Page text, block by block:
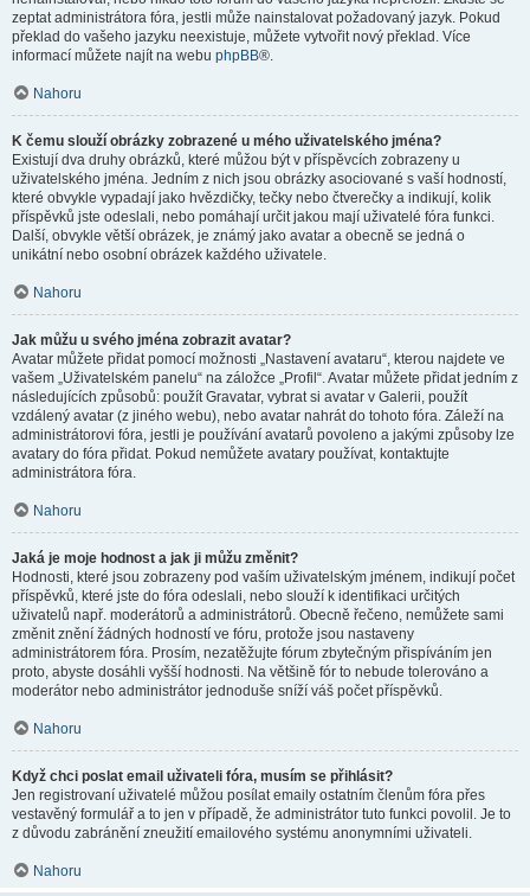
zeptat administrátora fóra, jestli může nainstalovat požadovaný jazyk. Pokud
překlad do vašeho jazyku neexistuje, můžete vytvořit nový překlad. Více
informací můžete najít na webu phpBB®.
Nahoru
K čemu slouží obrázky zobrazené u mého uživatelského jména?
Existují dva druhy obrázků, které můžou být v příspěvcích zobrazeny u
uživatelského jména. Jedním z nich jsou obrázky asociované s vaší hodností,
které obvykle vypadají jako hvězdičky, tečky nebo čtverečky a indikují, kolik
příspěvků jste odeslali, nebo pomáhají určit jakou mají uživatelé fóra funkci.
Další, obvykle větší obrázek, je známý jako avatar a obecně se jedná o
unikátní nebo osobní obrázek každého uživatele.
Nahoru
Jak můžu u svého jména zobrazit avatar?
Avatar můžete přidat pomocí možnosti „Nastavení avataru“, kterou najdete ve
vašem „Uživatelském panelu“ na záložce „Profil“. Avatar můžete přidat jedním z
následujících způsobů: použít Gravatar, vybrat si avatar v Galerii, použít
vzdálený avatar (z jiného webu), nebo avatar nahrát do tohoto fóra. Záleží na
administrátorovi fóra, jestli je používání avatarů povoleno a jakými způsoby lze
avatary do fóra přidat. Pokud nemůžete avatary používat, kontaktujte
administrátora fóra.
Nahoru
Jaká je moje hodnost a jak ji můžu změnit?
Hodnosti, které jsou zobrazeny pod vaším uživatelským jménem, indikují počet
příspěvků, které jste do fóra odeslali, nebo slouží k identifikaci určitých
uživatelů např. moderátorů a administrátorů. Obecně řečeno, nemůžete sami
změnit znění žádných hodností ve fóru, protože jsou nastaveny
administrátorem fóra. Prosím, nezatěžujte fórum zbytečným přispíváním jen
proto, abyste dosáhli vyšší hodnosti. Na většině fór to nebude tolerováno a
moderátor nebo administrátor jednoduše sníží váš počet příspěvků.
Nahoru
Když chci poslat email uživateli fóra, musím se přihlásit?
Jen registrovaní uživatelé můžou posílat emaily ostatním členům fóra přes
vestavěný formulář a to jen v případě, že administrátor tuto funkci povolil. Je to
z důvodu zabránění zneužití emailového systému anonymními uživateli.
Nahoru